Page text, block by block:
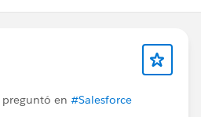
preguntó en #Salesforce